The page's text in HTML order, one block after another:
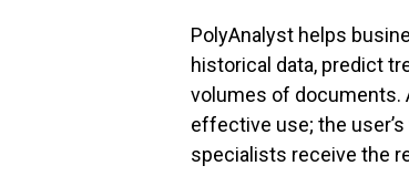
PolyAnalyst helps
historical data, predict
volumes of documents.
effective use; the
specialists receive the